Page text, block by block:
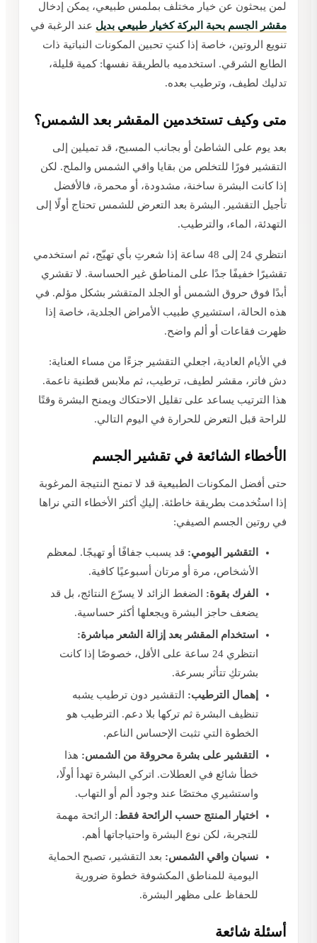
لمن يبحثون عن خيار مختلف بملمس طبيعي، يمكن إدخال
مقشر الجسم بحبة البركة كخيار طبيعي بديل عند الرغبة في
تنويع الروتين، خاصة إذا كنتِ تحبين المكونات النباتية ذات
الطابع الشرقي. استخدميه بالطريقة نفسها: كمية قليلة،
تدليك لطيف، وترطيب بعده.
متى وكيف تستخدمين المقشر بعد الشمس؟
بعد يوم على الشاطئ أو بجانب المسبح، قد تميلين إلى
التقشير فورًا للتخلص من بقايا واقي الشمس والملح. لكن
إذا كانت البشرة ساخنة، مشدودة، أو محمرة، فالأفضل
تأجيل التقشير. البشرة بعد التعرض للشمس تحتاج أولًا إلى
التهدئة، الماء، والترطيب.
انتظري 24 إلى 48 ساعة إذا شعرتِ بأي تهيّج، ثم استخدمي
تقشيرًا خفيفًا جدًا على المناطق غير الحساسة. لا تقشري
أبدًا فوق حروق الشمس أو الجلد المتقشر بشكل مؤلم. في
هذه الحالة، استشيري طبيب الأمراض الجلدية، خاصة إذا
ظهرت فقاعات أو ألم واضح.
في الأيام العادية، اجعلي التقشير جزءًا من مساء العناية:
دش فاتر، مقشر لطيف، ترطيب، ثم ملابس قطنية ناعمة.
هذا الترتيب يساعد على تقليل الاحتكاك ويمنح البشرة وقتًا
للراحة قبل التعرض للحرارة في اليوم التالي.
الأخطاء الشائعة في تقشير الجسم
حتى أفضل المكونات الطبيعية قد لا تمنح النتيجة المرغوبة
إذا استُخدمت بطريقة خاطئة. إليكِ أكثر الأخطاء التي نراها
في روتين الجسم الصيفي:
التقشير اليومي: قد يسبب جفافًا أو تهيجًا. لمعظم
الأشخاص، مرة أو مرتان أسبوعيًا كافية.
الفرك بقوة: الضغط الزائد لا يسرّع النتائج، بل قد
يضعف حاجز البشرة ويجعلها أكثر حساسية.
استخدام المقشر بعد إزالة الشعر مباشرة:
انتظري 24 ساعة على الأقل، خصوصًا إذا كانت
بشرتكِ تتأثر بسرعة.
إهمال الترطيب: التقشير دون ترطيب يشبه
تنظيف البشرة ثم تركها بلا دعم. الترطيب هو
الخطوة التي تثبت الإحساس الناعم.
التقشير على بشرة محروقة من الشمس: هذا
خطأ شائع في العطلات. اتركي البشرة تهدأ أولًا،
واستشيري مختصًا عند وجود ألم أو التهاب.
اختيار المنتج حسب الرائحة فقط: الرائحة مهمة
للتجربة، لكن نوع البشرة واحتياجاتها أهم.
نسيان واقي الشمس: بعد التقشير، تصبح الحماية
اليومية للمناطق المكشوفة خطوة ضرورية
للحفاظ على مظهر البشرة.
أسئلة شائعة